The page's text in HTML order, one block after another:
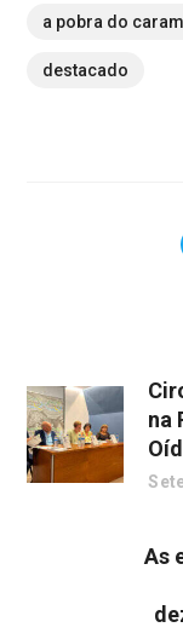
a pobra do
destacado
na
As